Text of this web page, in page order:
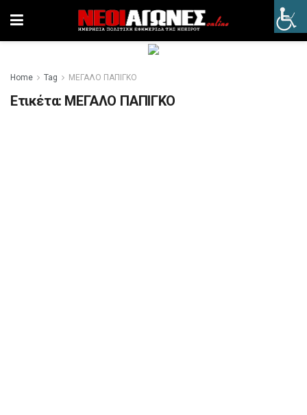
Home Tag ΜΕΓΑΛΟ ΠΑΠΙΓΚΟ
Ετικέτα: ΜΕΓΑΛΟ ΠΑΠΙΓΚΟ